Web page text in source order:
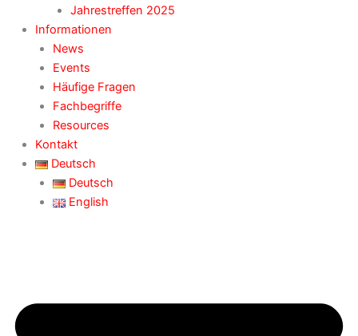
Jahrestreffen 2025
Informationen
News
Events
Häufige Fragen
Fachbegriffe
Resources
Kontakt
Deutsch
Deutsch
English